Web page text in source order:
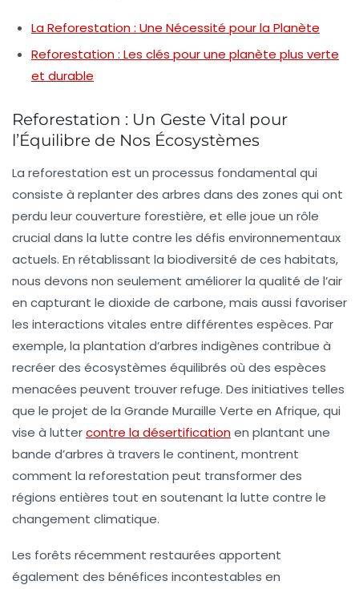
La Reforestation : Une Nécessité pour la Planète
Reforestation : Les clés pour une planète plus verte
et durable
Reforestation : Un Geste Vital pour
l’Équilibre de Nos Écosystèmes
La reforestation est un processus fondamental qui
consiste à replanter des arbres dans des zones qui ont
perdu leur couverture forestière, et elle joue un rôle
crucial dans la lutte contre les défis environnementaux
actuels. En rétablissant la biodiversité de ces habitats,
nous devons non seulement améliorer la qualité de l’air
en capturant le dioxide de carbone, mais aussi favoriser
les interactions vitales entre différentes espèces. Par
exemple, la plantation d’arbres indigènes contribue à
recréer des écosystèmes équilibrés où des espèces
menacées peuvent trouver refuge. Des initiatives telles
que le projet de la Grande Muraille Verte en Afrique, qui
vise à luttercontre la désertificationen plantant une
bande d’arbres à travers le continent, montrent
comment la reforestation peut transformer des
régions entières tout en soutenant la lutte contre le
changement climatique.
Les forêts récemment restaurées apportent
également des bénéfices incontestables en